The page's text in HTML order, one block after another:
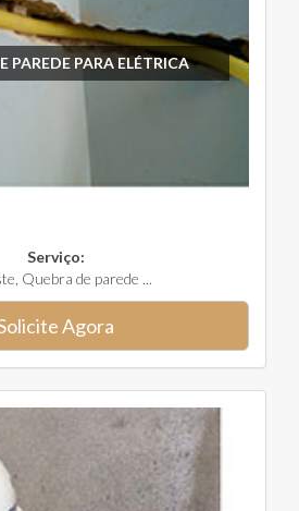
PAREDE PARA ELÉTRICA
Serviço:
Quebra de parede ...
Agora